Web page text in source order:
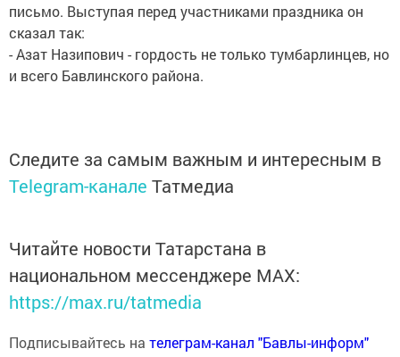
письмо. Выступая перед участниками праздника он
сказал так:
- Азат Назипович - гордость не только тумбарлинцев, но
и всего Бавлинского района.
Следите за самым важным и интересным в
Telegram-канале Татмедиа
Читайте новости Татарстана в
национальном мессенджере MАХ:
https://max.ru/tatmedia
Подписывайтесь на телеграм-канал "Бавлы-информ"